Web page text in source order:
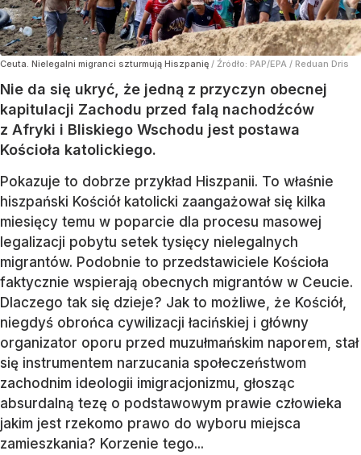
Ceuta. Nielegalni migranci szturmują Hiszpanię / Źródło: PAP/EPA / Reduan Dris
Nie da się ukryć, że jedną z przyczyn obecnej
kapitulacji Zachodu przed falą nachodźców
z Afryki i Bliskiego Wschodu jest postawa
Kościoła katolickiego.
Pokazuje to dobrze przykład Hiszpanii. To właśnie
hiszpański Kościół katolicki zaangażował się kilka
miesięcy temu w poparcie dla procesu masowej
legalizacji pobytu setek tysięcy nielegalnych
migrantów. Podobnie to przedstawiciele Kościoła
faktycznie wspierają obecnych migrantów w Ceucie.
Dlaczego tak się dzieje? Jak to możliwe, że Kościół,
niegdyś obrońca cywilizacji łacińskiej i główny
organizator oporu przed muzułmańskim naporem, stał
się instrumentem narzucania społeczeństwom
zachodnim ideologii imigracjonizmu, głosząc
absurdalną tezę o podstawowym prawie człowieka
jakim jest rzekomo prawo do wyboru miejsca
zamieszkania? Korzenie tego...